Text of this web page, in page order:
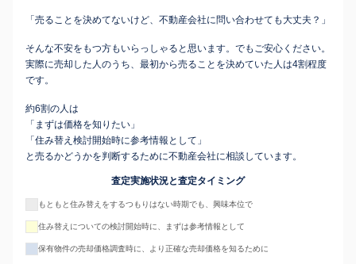
「売ることを決めてないけど、不動産会社に問い合わせても大丈夫？」
そんな不安をもつ方もいらっしゃると思います。でもご安心ください。
実際に売却した人のうち、最初から売ることを決めていた人は4割程度
です。
約6割の人は
「まずは価格を知りたい」
「住み替え検討開始時に参考情報として」
と売るかどうかを判断するために不動産会社に相談しています。
査定実施状況と査定タイミング
もともと住み替えをするつもりはない時期でも、興味本位で
住み替えについての検討開始時に、まずは参考情報として
保有物件の売却価格調査時に、より正確な売却価格を知るために